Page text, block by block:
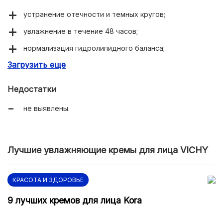
устранение отечности и темных кругов;
увлажнение в течение 48 часов;
нормализация гидролипидного баланса;
повышение защитных свойств;
Загрузить еще
Недостатки
не выявлены.
Лучшие увлажняющие кремы для лица VICHY
КРАСОТА И ЗДОРОВЬЕ
9 лучших кремов для лица Kora